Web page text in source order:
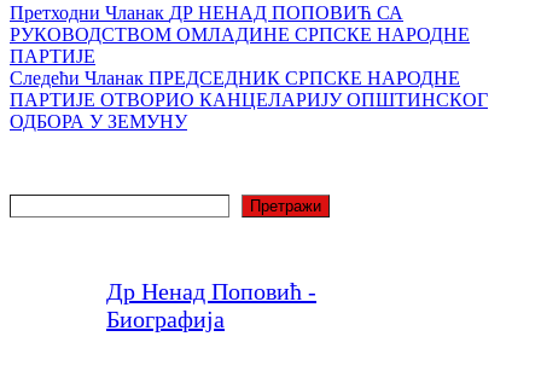
Претходни Чланак ДР НЕНАД ПОПОВИЋ СА
РУКОВОДСТВОМ ОМЛАДИНЕ СРПСКЕ НАРОДНЕ
ПАРТИЈЕ
Следећи Чланак ПРЕДСЕДНИК СРПСКЕ НАРОДНЕ
ПАРТИЈЕ ОТВОРИО КАНЦЕЛАРИЈУ ОПШТИНСКОГ
ОДБОРА У ЗЕМУНУ
Претражи
Др Ненад Поповић -
Биографија